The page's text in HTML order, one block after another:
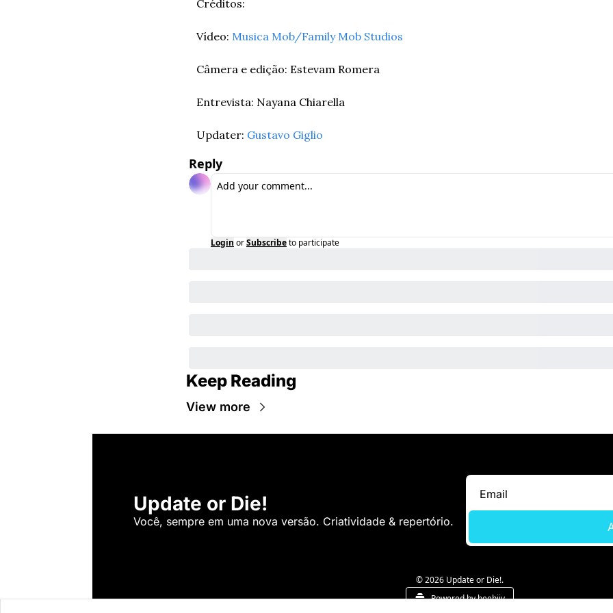
Créditos:
Vídeo: Musica Mob/Family Mob Studios
Câmera e edição: Estevam Romera
Entrevista: Nayana Chiarella
Updater: Gustavo Giglio
Reply
Login orSubscribeto participate
Keep Reading
View more
Update or Die!
Você, sempre em uma nova versão. Criatividade & repertório.
© 2026 Update or Die!.
Powered by beehiiv